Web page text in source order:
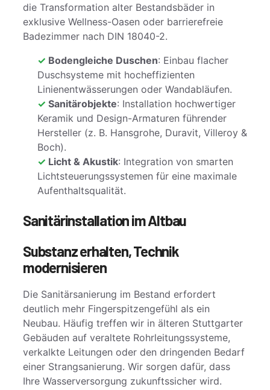
die Transformation alter Bestandsbäder in
exklusive Wellness-Oasen oder barrierefreie
Badezimmer nach DIN 18040-2.
Bodengleiche Duschen: Einbau flacher
Duschsysteme mit hocheffizienten
Linienentwässerungen oder Wandabläufen.
Sanitärobjekte: Installation hochwertiger
Keramik und Design-Armaturen führender
Hersteller (z. B. Hansgrohe, Duravit, Villeroy &
Boch).
Licht & Akustik: Integration von smarten
Lichtsteuerungssystemen für eine maximale
Aufenthaltsqualität.
Sanitärinstallation im Altbau
Substanz erhalten, Technik
modernisieren
Die Sanitärsanierung im Bestand erfordert
deutlich mehr Fingerspitzengefühl als ein
Neubau. Häufig treffen wir in älteren Stuttgarter
Gebäuden auf veraltete Rohrleitungssysteme,
verkalkte Leitungen oder den dringenden Bedarf
einer Strangsanierung. Wir sorgen dafür, dass
Ihre Wasserversorgung zukunftssicher wird.